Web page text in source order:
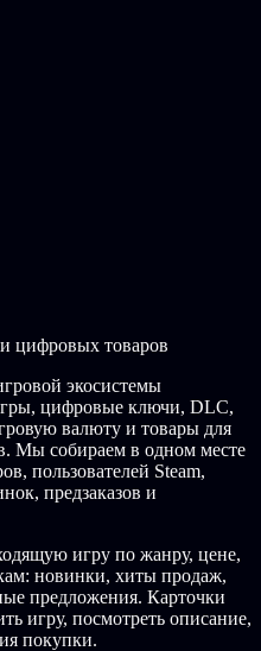
свою миссию в
опыте.
терминалы,
управления, чтобы
и манипулировать
ВЗРОСЛЫХ
так:
ужасное насилие.
by Terminist Arcade.
цифровых товаров
экосистемы
цифровые ключи, DLC,
валюту и товары для
Мы собираем в одном месте
пользователей Steam,
предзаказов и
игру по жанру, цене,
новинки, хиты продаж,
предложения. Карточки
игру, посмотреть описание,
покупки.